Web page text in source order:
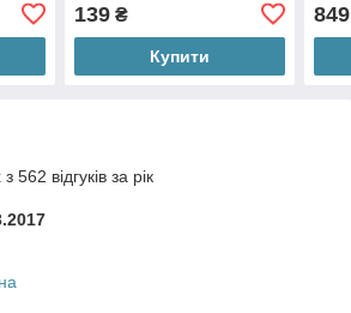
VW T4
139₴
Купити
849
562 відгуків за рік